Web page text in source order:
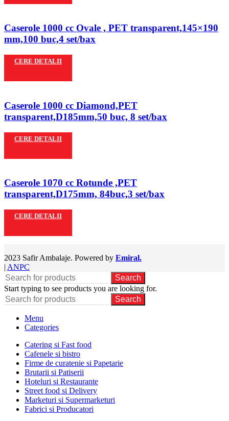
Caserole 1000 cc Ovale , PET transparent,145×190
mm,100 buc,4 set/bax
CERE DETALII
Caserole 1000 cc Diamond,PET
transparent,D185mm,50 buc, 8 set/bax
CERE DETALII
Caserole 1070 cc Rotunde ,PET
transparent,D175mm, 84buc,3 set/bax
CERE DETALII
2023 Safir Ambalaje. Powered by Emiral.
| ANPC
Search
Start typing to see products you are looking for.
Search
Menu
Categories
Catering si Fast food
Cafenele si bistro
Firme de curatenie si Papetarie
Brutarii si Patiserii
Hoteluri si Restaurante
Street food si Delivery
Marketuri si Supermarketuri
Fabrici si Producatori